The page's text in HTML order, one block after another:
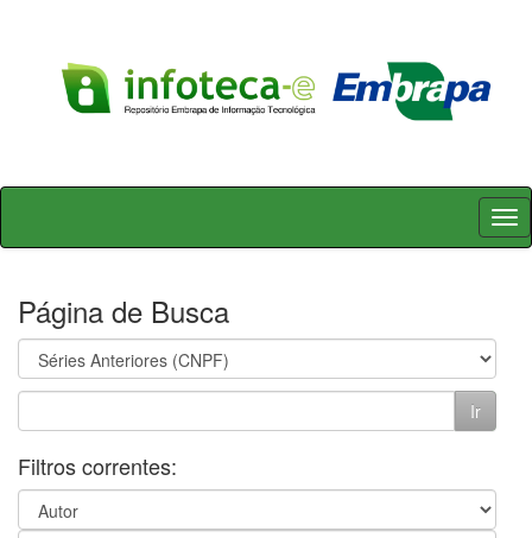
Skip
Página de Busca
Filtros correntes: